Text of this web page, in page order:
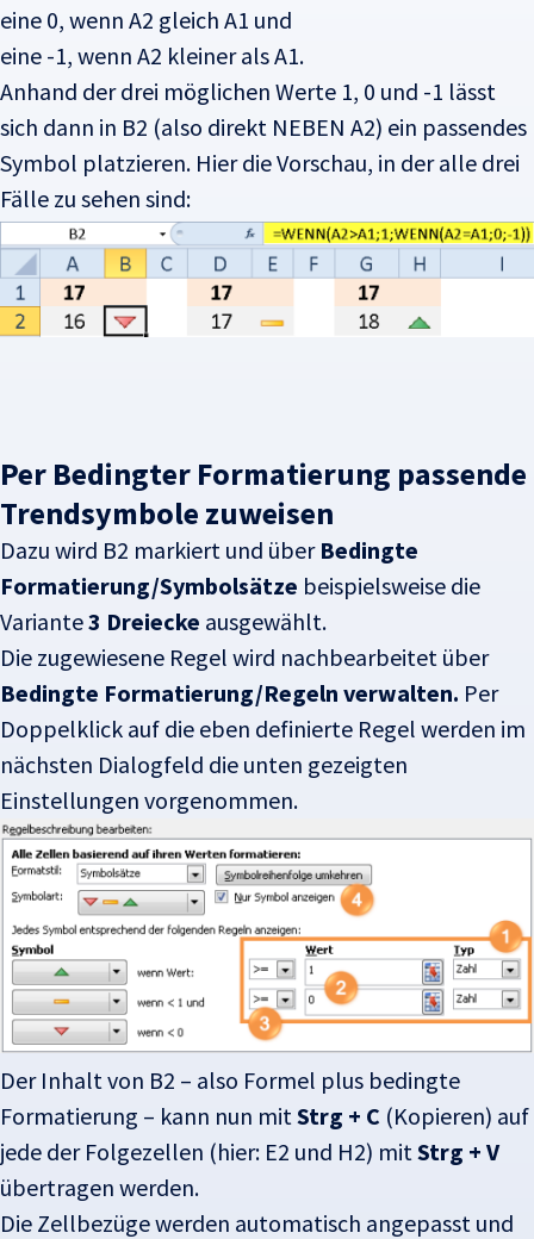
eine 0, wenn A2 gleich A1 und
eine -1, wenn A2 kleiner als A1.
Anhand der drei möglichen Werte 1, 0 und -1 lässt
sich dann in B2 (also direkt NEBEN A2) ein passendes
Symbol platzieren. Hier die Vorschau, in der alle drei
Fälle zu sehen sind:
Per Bedingter Formatierung passende
Trendsymbole zuweisen
Dazu wird B2 markiert und über Bedingte
Formatierung/Symbolsätze beispielsweise die
Variante3 Dreiecke ausgewählt.
Die zugewiesene Regel wird nachbearbeitet über
Bedingte Formatierung/Regeln verwalten. Per
Doppelklick auf die eben definierte Regel werden im
nächsten Dialogfeld die unten gezeigten
Einstellungen vorgenommen.
Der Inhalt von B2 – also Formel plus bedingte
Formatierung – kann nun mit Strg + C (Kopieren) auf
jede der Folgezellen (hier: E2 und H2) mit Strg + V
übertragen werden.
Die Zellbezüge werden automatisch angepasst und